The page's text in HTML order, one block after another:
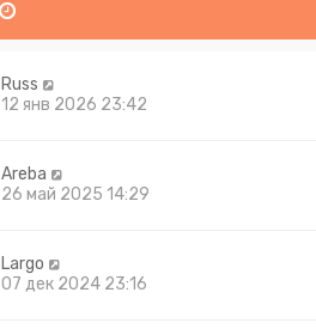
Russ
12 янв 2026 23:42
Areba
26 май 2025 14:29
Largo
07 дек 2024 23:16